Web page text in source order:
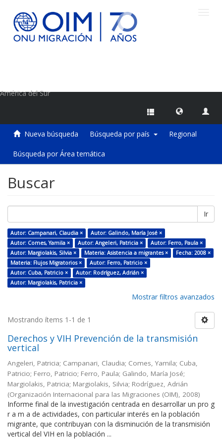
América del Sur
Nueva búsqueda Búsqueda por país Regional
Búsqueda por Área temática
Buscar
Ir
Autor: Campanari, Claudia ×
Autor: Galindo, María José ×
Autor: Comes, Yamila ×
Autor: Angeleri, Patricia ×
Autor: Ferro, Paula ×
Autor: Margiolakis, Silvia ×
Materia: Asistencia a migrantes ×
Fecha: 2008 ×
Materia: Flujos Migratorios ×
Autor: Ferro, Patricio ×
Autor: Cuba, Patricio ×
Autor: Rodríguez, Adrián ×
Autor: Margiolakis, Patricia ×
Mostrar filtros avanzados
Mostrando ítems 1-1 de 1
Derechos y VIH Prevención de la transmisión
vertical
Angeleri, Patricia; Campanari, Claudia; Comes, Yamila; Cuba,
Patricio; Ferro, Patricio; Ferro, Paula; Galindo, María José;
Margiolakis, Patricia; Margiolakis, Silvia; Rodríguez, Adrián
(Organización Internacional para las Migraciones (OIM), 2008)
Informe final de la investigación centrada en desarrollar un pro g
r a m a de actividades, con particular interés en la población
migrante, que contribuyan con la disminución de la transmisión
vertical del VIH en la población ...